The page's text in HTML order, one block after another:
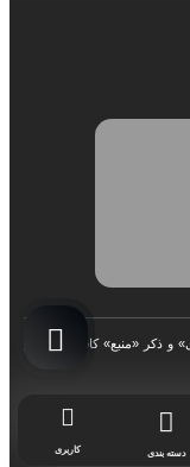
دسته بندی کاربری
و ذکر «منبع» کافیست. تمام